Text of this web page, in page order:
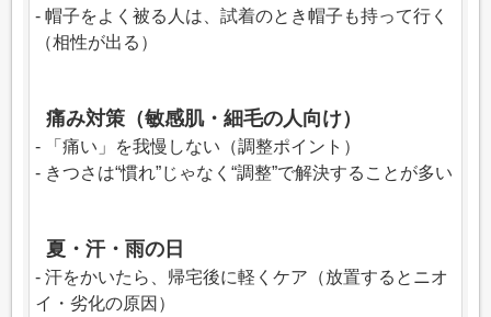
- 帽子をよく被る人は、試着のとき帽子も持って行く
（相性が出る）
痛み対策（敏感肌・細毛の人向け）
- 「痛い」を我慢しない（調整ポイント）
- きつさは“慣れ”じゃなく“調整”で解決することが多い
夏・汗・雨の日
- 汗をかいたら、帰宅後に軽くケア（放置するとニオ
イ・劣化の原因）